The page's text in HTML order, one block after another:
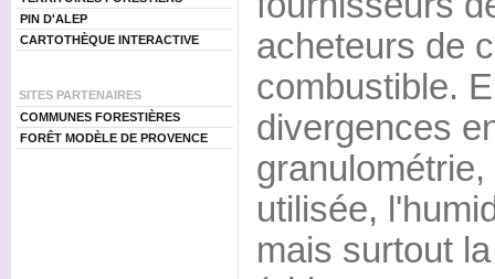
PIN D'ALEP
CARTOTHÈQUE INTERACTIVE
SITES PARTENAIRES
COMMUNES FORESTIÈRES
FORÊT MODÈLE DE PROVENCE
acheteurs de
combustible.
divergences
utilisée,
mais surtout